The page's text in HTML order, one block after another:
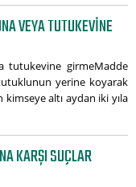
VEYA TUTUKEVINE
tutukevine girmeMadde
yerine koyarak
altı aydan iki yıla
KARŞI SUÇLAR